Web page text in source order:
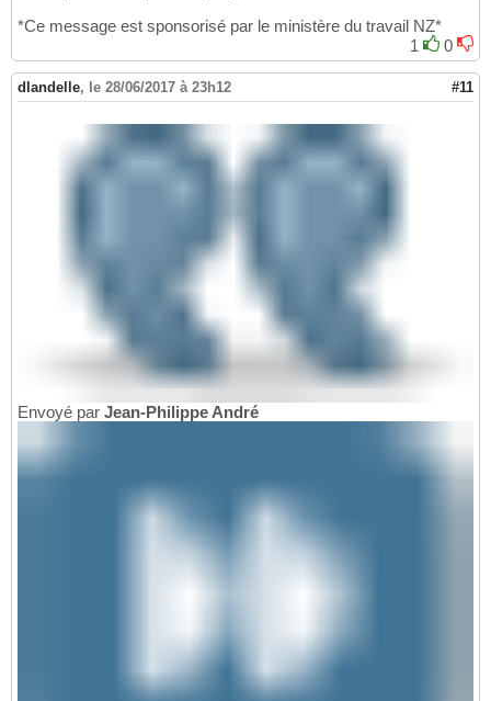
*Ce message est sponsorisé par le ministère du travail NZ*
1
0
dlandelle, le 28/06/2017 à 23h12 #11
Envoyé par Jean-Philippe André